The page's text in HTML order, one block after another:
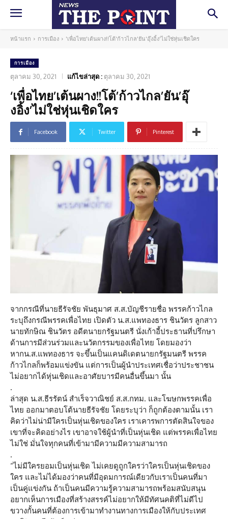
หน้าแรก การเมือง 'เพื่อไทย'เต้นผาง!!โต้'ก้าวไกล'ยัน'อุ๊งอิ้ง'ไม่ใช่หุ่นเชิดใคร
การเมือง
ตุลาคม 30, 2021 แก้ไขล่าสุด : ตุลาคม 30, 2021
‘เพื่อไทย’เต้นผาง!!โต้’ก้าวไกล’ยัน’อุ๊
งอิ้ง’ไม่ใช่หุ่นเชิดใคร
Facebook Twitter Pinterest
จากกรณีที่นายธีรัจชัย พันธุมาศ ส.ส.บัญชีรายชื่อ พรรคก้าวไกล
ระบุถึงกรณีพรรคเพื่อไทย เปิดตัว น.ส.แพทองธาร ชินวัตร ลูกสาว
นายทักษิณ ชินวัตร อดีตนายกรัฐมนตรี นั่งเก้าอี้ประธานที่ปรึกษา
ด้านการมีส่วนร่วมและนวัตกรรมของเพื่อไทย โดยมองว่า
หากน.ส.แพทองธาร จะขึ้นเป็นแคนดิเดตนายกรัฐมนตรี พรรค
ก้าวไกลก็พร้อมแข่งขัน แต่การเป็นผู้นำประเทศเชื่อว่าประชาชน
ไม่อยากได้หุ่นเชิดและอาศัยบารมีคนอื่นขึ้นมา นั้น
.
ล่าสุด น.ส.ธีรรัตน์ สำเร็จวาณิชย์ ส.ส.กทม. และโฆษกพรรคเพื่อ
ไทย ออกมาตอบโต้นายธีรัจชัย โดยระบุว่า ก็ถูกต้องตามนั้น เรา
คิดว่าไม่น่ามีใครเป็นหุ่นเชิดของใคร เราเคารพการตัดสินใจของ
เขาที่จะคิดอย่างไร เขาอาจใช้ผู้นำที่เป็นหุ่นเชิด แต่พรรคเพื่อไทย
ไม่ใช่ มั่นใจทุกคนที่เข้ามามีความมีความสามารถ
.
“ไม่มีใครยอมเป็นหุ่นเชิด ไม่เคยดูถูกใครว่าใครเป็นหุ่นเชิดของ
ใคร และไม่ได้มองว่าคนที่มีอุดมการณ์เดียวกับเราเป็นคนที่มา
เป็นคู่แข่งกัน ถ้าเป็นคนมีความรู้ความสามารถพร้อมสนับสนุน
อยากเห็นการเมืองที่สร้างสรรค์ไม่อยากให้มีทัศนคติที่ไม่ดีไป
ขวางกั้นคนที่ต้องการเข้ามาทำงานทางการเมืองให้กับประเทศ